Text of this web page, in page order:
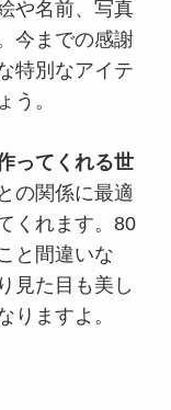
や名前、写真
今までの感謝
特別なアイテ
う。
ってくれる世
の関係に最適
くれます。80
と間違いな
見た目も美し
りますよ。